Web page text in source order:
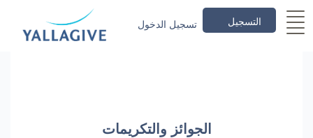
التسجيل تسجيل الدخول
الجوائز والتكريمات